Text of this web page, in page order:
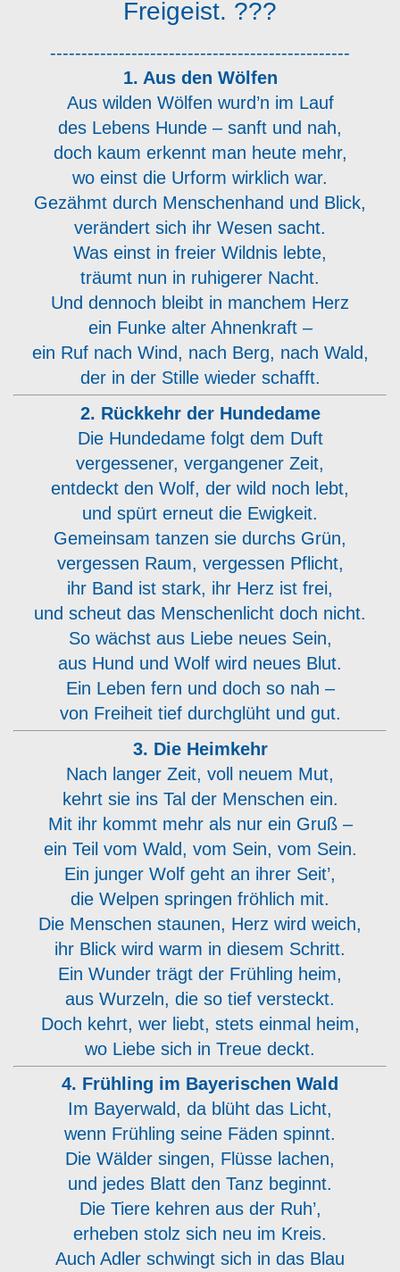
Freigeist. ???️
------------------------------------------------
1. Aus den Wölfen
Aus wilden Wölfen wurd’n im Lauf
des Lebens Hunde – sanft und nah,
doch kaum erkennt man heute mehr,
wo einst die Urform wirklich war.
Gezähmt durch Menschenhand und Blick,
verändert sich ihr Wesen sacht.
Was einst in freier Wildnis lebte,
träumt nun in ruhigerer Nacht.
Und dennoch bleibt in manchem Herz
ein Funke alter Ahnenkraft –
ein Ruf nach Wind, nach Berg, nach Wald,
der in der Stille wieder schafft.
2. Rückkehr der Hundedame
Die Hundedame folgt dem Duft
vergessener, vergangener Zeit,
entdeckt den Wolf, der wild noch lebt,
und spürt erneut die Ewigkeit.
Gemeinsam tanzen sie durchs Grün,
vergessen Raum, vergessen Pflicht,
ihr Band ist stark, ihr Herz ist frei,
und scheut das Menschenlicht doch nicht.
So wächst aus Liebe neues Sein,
aus Hund und Wolf wird neues Blut.
Ein Leben fern und doch so nah –
von Freiheit tief durchglüht und gut.
3. Die Heimkehr
Nach langer Zeit, voll neuem Mut,
kehrt sie ins Tal der Menschen ein.
Mit ihr kommt mehr als nur ein Gruß –
ein Teil vom Wald, vom Sein, vom Sein.
Ein junger Wolf geht an ihrer Seit’,
die Welpen springen fröhlich mit.
Die Menschen staunen, Herz wird weich,
ihr Blick wird warm in diesem Schritt.
Ein Wunder trägt der Frühling heim,
aus Wurzeln, die so tief versteckt.
Doch kehrt, wer liebt, stets einmal heim,
wo Liebe sich in Treue deckt.
4. Frühling im Bayerischen Wald
Im Bayerwald, da blüht das Licht,
wenn Frühling seine Fäden spinnt.
Die Wälder singen, Flüsse lachen,
und jedes Blatt den Tanz beginnt.
Die Tiere kehren aus der Ruh’,
erheben stolz sich neu im Kreis.
Auch Adler schwingt sich in das Blau